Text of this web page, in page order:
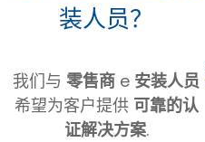
装人员？
我们与 零售商 e 安装人员
希望为客户提供 可靠的认
证解决方案.